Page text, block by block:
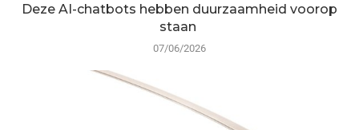
Deze AI-chatbots hebben duurzaamheid voorop
staan
07/06/2026